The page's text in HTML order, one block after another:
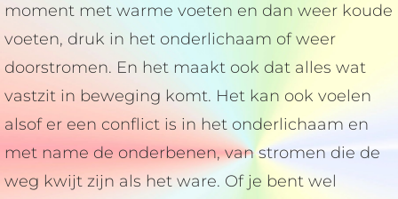
moment met warme voeten en dan weer koude
voeten, druk in het onderlichaam of weer
doorstromen. En het maakt ook dat alles wat
vastzit in beweging komt. Het kan ook voelen
alsof er een conflict is in het onderlichaam en
met name de onderbenen, van stromen die de
weg kwijt zijn als het ware. Of je bent wel